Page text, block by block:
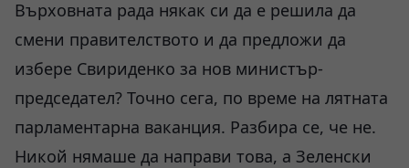
Върховната рада някак си да е решила да
смени правителството и да предложи да
избере Свириденко за нов министър-
председател? Точно сега, по време на лятната
парламентарна ваканция. Разбира се, че не.
Никой нямаше да направи това, а Зеленски